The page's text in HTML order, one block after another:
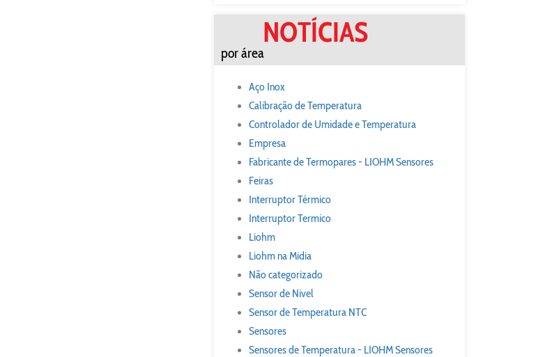
NOTÍCIAS
por área
Aço Inox
Calibração de Temperatura
Controlador de Umidade e Temperatura
Empresa
Fabricante de Termopares - LIOHM Sensores
Feiras
Interruptor Térmico
Interruptor Termico
Liohm
Liohm na Midia
Não categorizado
Sensor de Nivel
Sensor de Temperatura NTC
Sensores
Sensores de Temperatura - LIOHM Sensores